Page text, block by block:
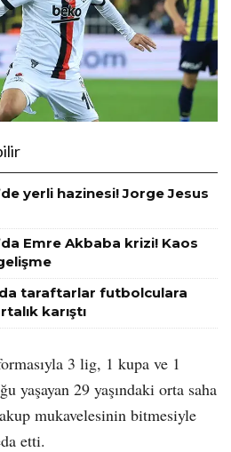
yerli hazinesi! Jorge Jesus
Emre Akbaba krizi! Kaos
taraftarlar futbolculara
karıştı
3 lig, 1 kupa ve 1
yaşayan 29 yaşındaki orta saha
mukavelesinin bitmesiyle
etti.